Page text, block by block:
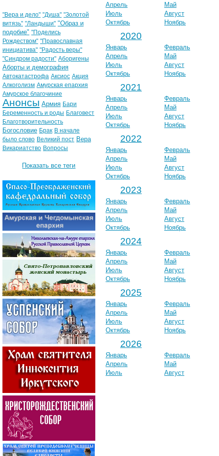
Апрель
Май
Июль
Август
Октябрь
Ноябрь
2020
Январь
Февраль
Апрель
Май
Июль
Август
Октябрь
Ноябрь
2021
Январь
Февраль
Апрель
Май
Июль
Август
Октябрь
Ноябрь
2022
Январь
Февраль
Апрель
Май
Июль
Август
Октябрь
Ноябрь
2023
Январь
Февраль
Апрель
Май
Июль
Август
Октябрь
Ноябрь
2024
Январь
Февраль
Апрель
Май
Июль
Август
Октябрь
Ноябрь
2025
Январь
Февраль
Апрель
Май
Июль
Август
Октябрь
Ноябрь
2026
Январь
Февраль
Апрель
Май
Июль
Август
"Вера и дело" "Душа" "Золотой
витязь" "Ландыши" "Образ и
подобие" "Поделись
Рождеством" "Православная
инициатива" "Радость веры"
"Синдром радости" Аборигены
Аборты и демография
Автокатастрофа Аксиос Акция
Алкоголизм Амурская епархия
Амурское благочиние
Анонсы Армия Бари
Беременность и роды Благовест
Благотворительность
Богословие Брак В начале
было слово Великий пост Вера
Викариатство Вопросы
Показать все теги